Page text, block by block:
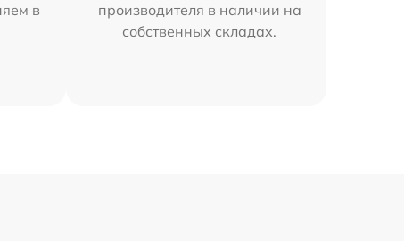
в
производителя в наличии на
собственных складах.